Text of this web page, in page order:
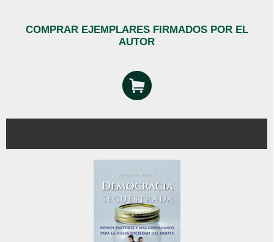
COMPRAR EJEMPLARES FIRMADOS POR EL
AUTOR